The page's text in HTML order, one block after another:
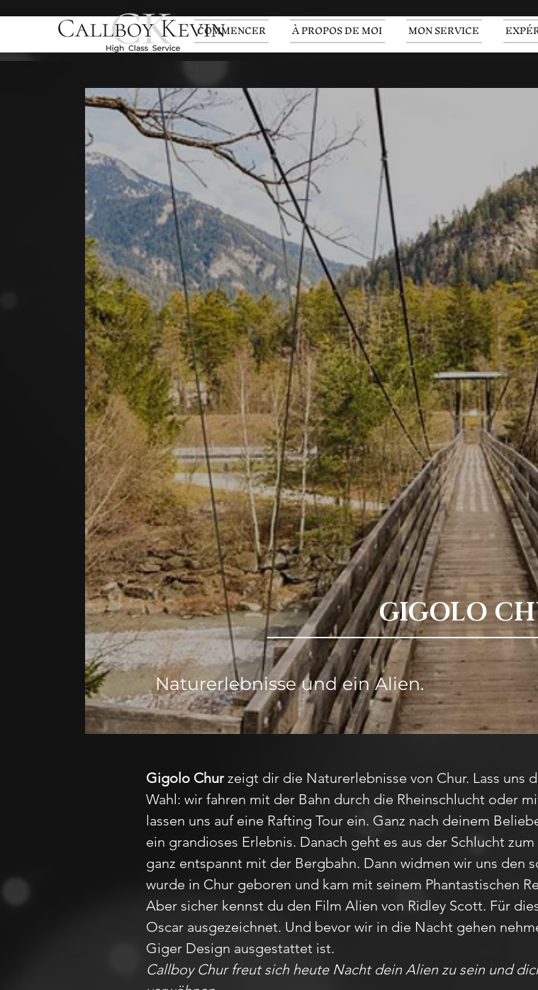
COMMENCER À PROPOS DE MOI MON SERVICE
GIGOLO
Naturerlebnisse und ein Alien.
Gigolo Churzeigt dir die Naturerlebnisse von Chur. Lass uns
Wahl: wir fahren mit der Bahn durch die Rheinschlucht oder
lassen uns auf eine Rafting Tour ein. Ganz nach deinem
ein grandioses Erlebnis. Danach geht es aus der Schlucht
ganz entspannt mit der Bergbahn. Dann widmen wir uns den
wurde in Chur geboren und kam mit seinem Phantastischen
Aber sicher kennst du den Film Alien von Ridley Scott. Für
Oscar ausgezeichnet. Und bevor wir in die Nacht gehen
Giger Design ausgestattet ist.
Callboy Chur freut sich heute Nacht dein Alien zu sein und